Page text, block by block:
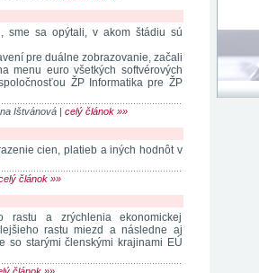
sme sa opýtali, v akom štádiu sú
pre duálne zobrazovanie, začali
menu euro všetkých softvérových
ŽP Informatika pre ŽP
Ištvánová | celý článok »»
cien, platieb a iných hodnôt v
článok »»
rastu a zrýchlenia ekonomickej
rastu miezd a následne aj
so starými členskými krajinami EÚ